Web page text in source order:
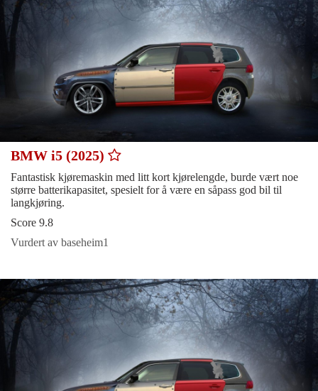
BMW i5 (2025)
Fantastisk kjøremaskin med litt kort kjørelengde, burde vært noe
større batterikapasitet, spesielt for å være en såpass god bil til
langkjøring.
Score 9.8
Vurdert av baseheim1